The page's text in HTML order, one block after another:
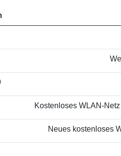
Kostenloses WLAN-
Neues kostenloses